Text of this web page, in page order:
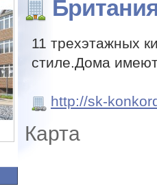
11 трехэтажных
стиле.Дома
http://sk-
Карта